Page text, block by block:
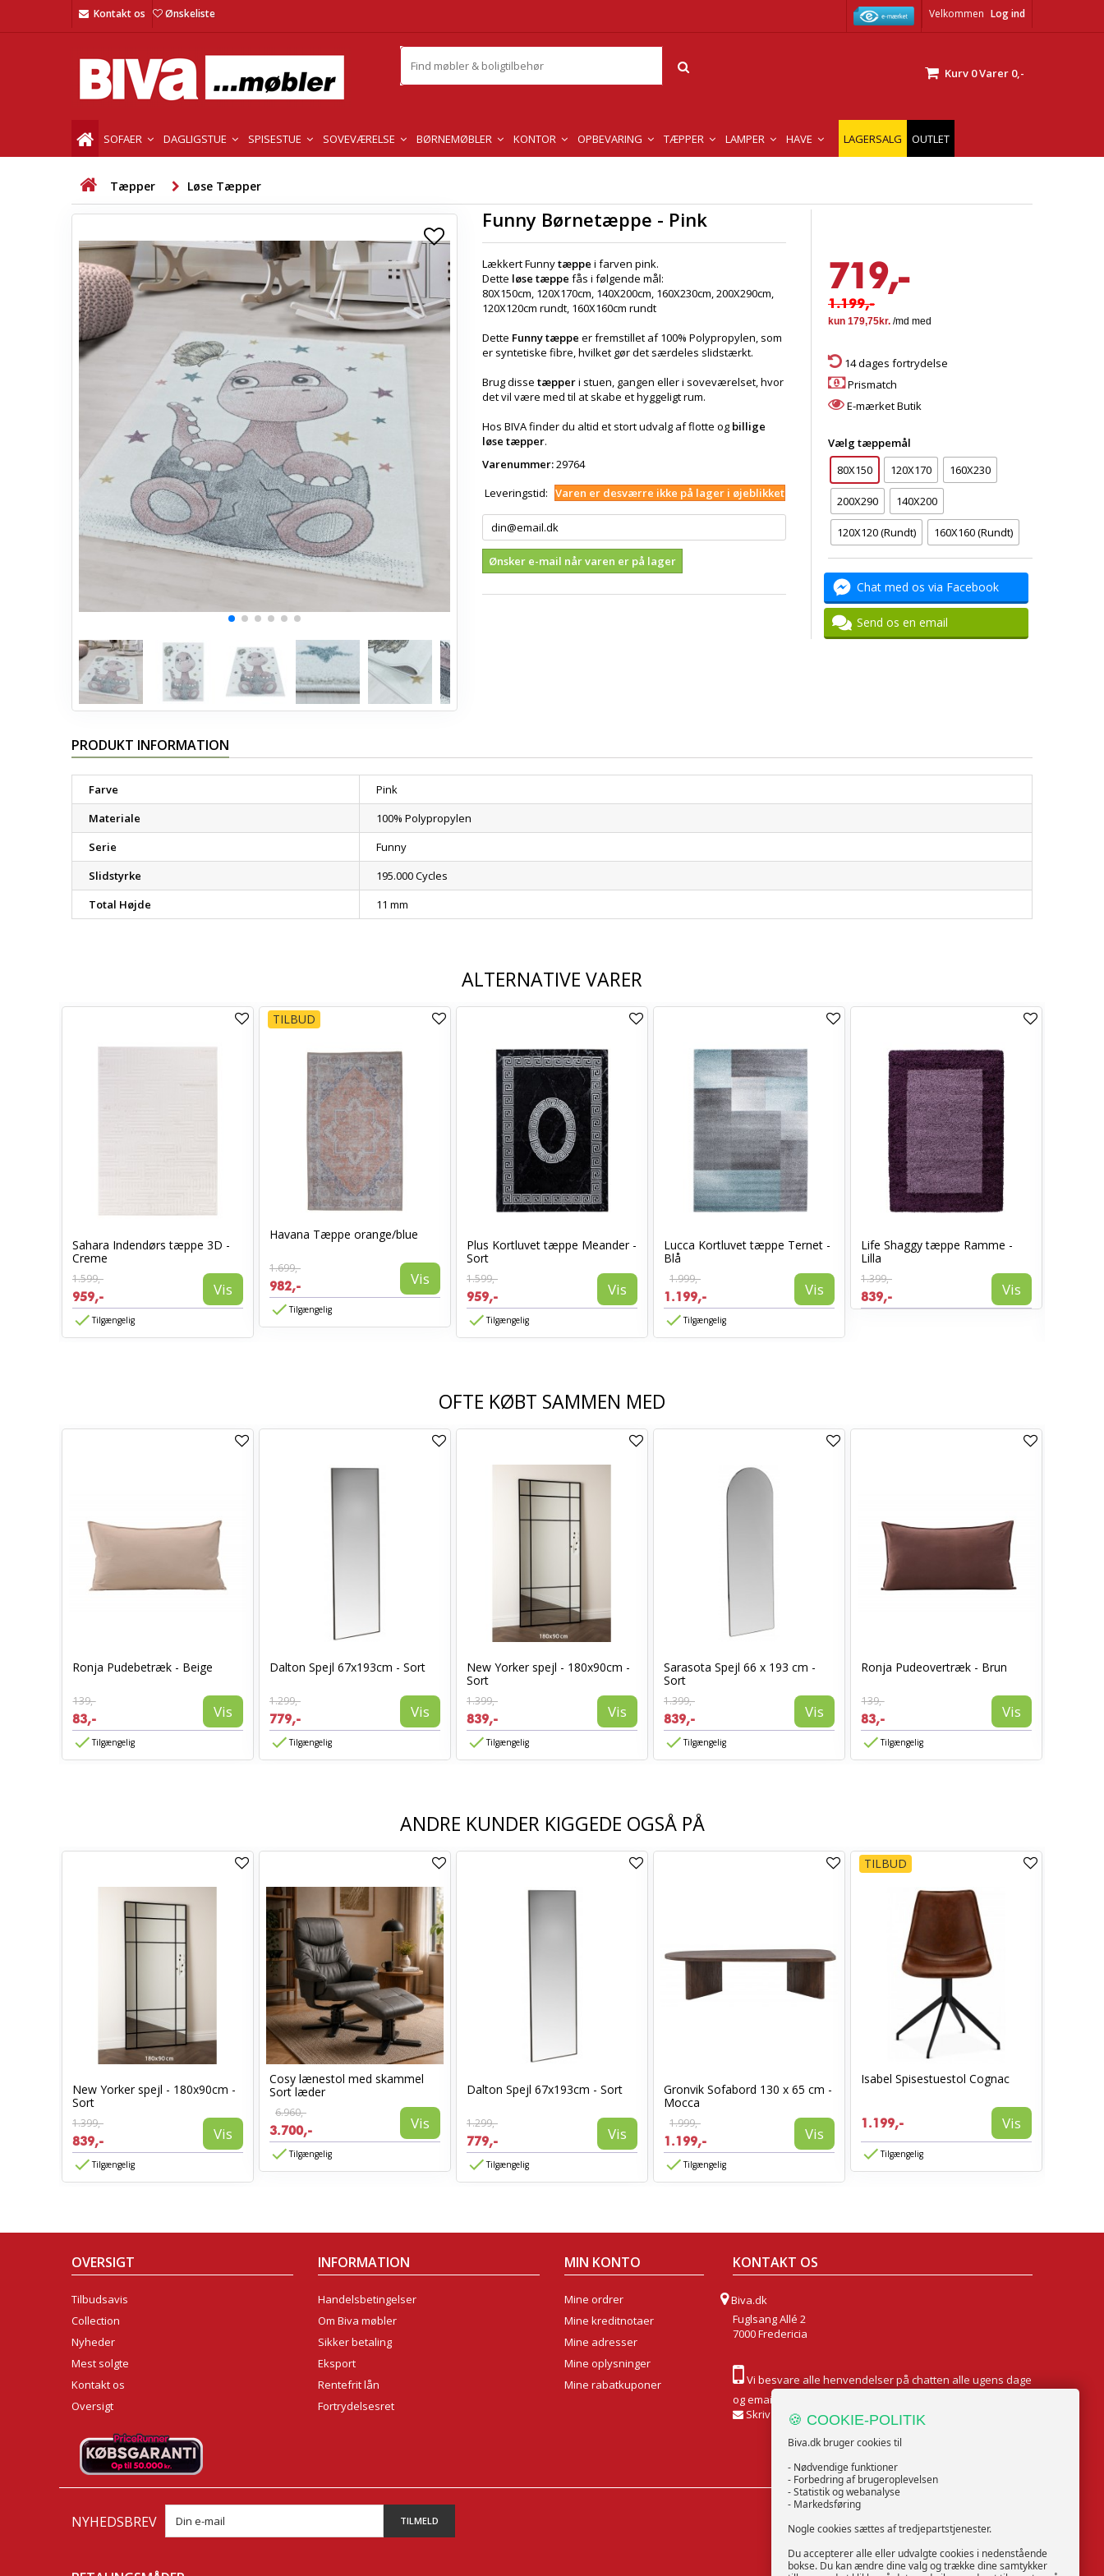
Velkommen Log ind
Kontakt os Ønskeliste
Kurv 0Varer 0,-
SOFAER DAGLIGSTUE SPISESTUE SOVEVÆRELSE BØRNEMØBLER KONTOR OPBEVARING TÆPPER LAMPER HAVE LAGERSALG OUTLET
Tæpper Løse Tæpper
Funny Børnetæppe - Pink
Lækkert Funnytæppe i farven pink.
Dette løse tæppe fås i følgende mål:
80X150cm, 120X170cm, 140X200cm, 160X230cm, 200X290cm,
120X120cm rundt, 160X160cm rundt
Dette Funny tæppe er fremstillet af 100% Polypropylen, som
er syntetiske fibre, hvilket gør det særdeles slidstærkt.
Brug disse tæpperi stuen, gangen eller i soveværelset, hvor
det vil være med til at skabe et hyggeligt rum.
Hos BIVA finder du altid et stort udvalg af flotte og billige
løse tæpper.
Varenummer:29764
Leveringstid: Varen er desværre ikke på lager i øjeblikket
Ønsker e-mail når varen er på lager
719,-
1.199,-
14 dages fortrydelse
Prismatch
E-mærket Butik
Vælg tæppemål
80X150
120X170 160X230
200X290 140X200
120X120 (Rundt) 160X160 (Rundt)
Chat med os via Facebook
Send os en email
PRODUKT INFORMATION
Farve
Pink
Materiale
100% Polypropylen
Serie
Funny
Slidstyrke
195.000 Cycles
Total Højde
11 mm
ALTERNATIVE VARER
Sahara Indendørs tæppe 3D -
Creme
1.599,-
959,- Vis
Tilgængelig
TILBUD
Havana Tæppe orange/blue
1.699,-
982,- Vis
Tilgængelig
Plus Kortluvet tæppe Meander -
Sort
1.599,-
959,- Vis
Tilgængelig
Lucca Kortluvet tæppe Ternet -
Blå
1.999,-
1.199,- Vis
Tilgængelig
Life Shaggy tæppe Ramme -
Lilla
1.399,-
839,- Vis
OFTE KØBT SAMMEN MED
Ronja Pudebetræk - Beige
139,-
83,- Vis
Tilgængelig
Dalton Spejl 67x193cm - Sort
1.299,-
779,- Vis
Tilgængelig
New Yorker spejl - 180x90cm -
Sort
1.399,-
839,- Vis
Tilgængelig
Sarasota Spejl 66 x 193 cm -
Sort
1.399,-
839,- Vis
Tilgængelig
Ronja Pudeovertræk - Brun
139,-
83,- Vis
Tilgængelig
ANDRE KUNDER KIGGEDE OGSÅ PÅ
New Yorker spejl - 180x90cm -
Sort
1.399,-
839,- Vis
Tilgængelig
Cosy lænestol med skammel
Sort læder
6.960,-
3.700,- Vis
Tilgængelig
Dalton Spejl 67x193cm - Sort
1.299,-
779,- Vis
Tilgængelig
Gronvik Sofabord 130 x 65 cm -
Mocca
1.999,-
1.199,- Vis
Tilgængelig
TILBUD
Isabel Spisestuestol Cognac
1.199,- Vis
Tilgængelig
OVERSIGT
Tilbudsavis
Collection
Nyheder
Mest solgte
Kontakt os
Oversigt
INFORMATION
Handelsbetingelser
Om Biva møbler
Sikker betaling
Eksport
Rentefrit lån
Fortrydelsesret
MIN KONTO
Mine ordrer
Mine kreditnotaer
Mine adresser
Mine oplysninger
Mine rabatkuponer
KONTAKT OS
Biva.dk
Fuglsang Allé 2
7000 Fredericia
Vi besvare alle henvendelser på chatten alle ugens dage
og email Mandag til Fredag
Skriv til os
NYHEDSBREV TILMELD FØLG OS
🍪 COOKIE-POLITIK
Biva.dk bruger cookies til
- Nødvendige funktioner
- Forbedring af brugeroplevelsen
- Statistik og webanalyse
- Markedsføring
Nogle cookies sættes af tredjepartstjenester.
Du accepterer alle eller udvalgte cookies i nedenstående
bokse. Du kan ændre dine valg og trække dine samtykker